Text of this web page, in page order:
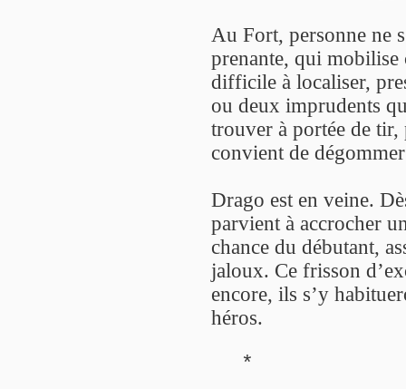
Au Fort, personne ne
prenante, qui mobilise
difficile à localiser,
ou deux imprudents
trouver à portée de
convient de
Drago est en veine.
parvient à accrocher
chance du débutant,
jaloux. Ce frisson
encore, ils s’y
héros.
*